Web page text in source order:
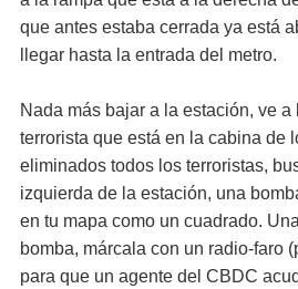
que antes estaba cerrada ya está
llegar hasta la entrada del metro.
Nada más bajar a la estación, ve a
terrorista que está en la cabina de
eliminados todos los terroristas,
izquierda de la estación, una
en tu mapa como un cuadrado.
bomba, márcala con un radio-faro
para que un agente del CBDC